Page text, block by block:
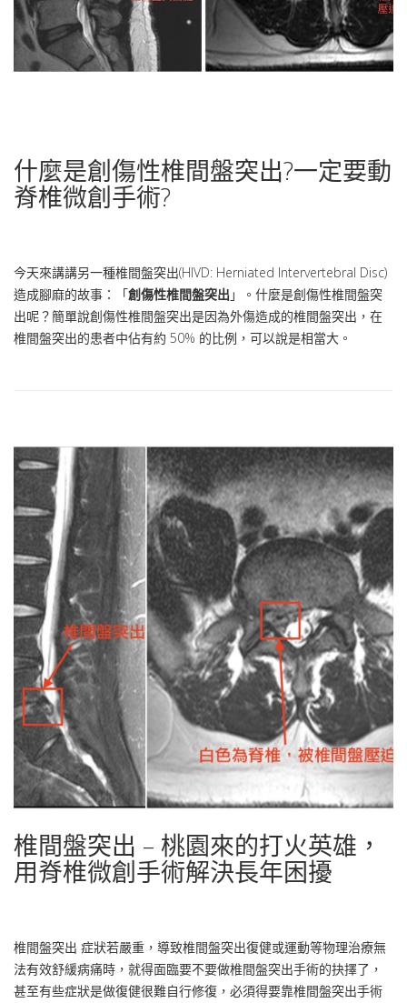
什麼是創傷性椎間盤突出?一定要動
脊椎微創手術?
今天來講講另一種椎間盤突出(HIVD: Herniated Intervertebral Disc)
造成腳麻的故事：「創傷性椎間盤突出 」。什麼是創傷性椎間盤突
出呢？簡單說創傷性椎間盤突出是因為外傷造成的椎間盤突出，在
椎間盤突出的患者中佔有約 50% 的比例，可以說是相當大。
椎間盤突出 – 桃園來的打火英雄，
用脊椎微創手術解決長年困擾
椎間盤突出 症狀若嚴重，導致椎間盤突出復健或運動等物理治療無
法有效舒緩病痛時，就得面臨要不要做椎間盤突出手術的抉擇了，
甚至有些症狀是做復健很難自行修復，必須得要靠椎間盤突出手術